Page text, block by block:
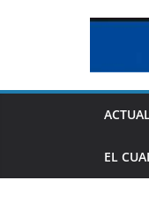
EL